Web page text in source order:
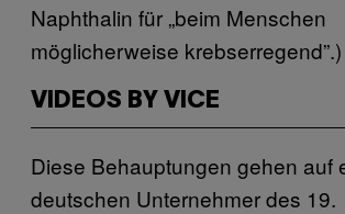
Naphthalin für „beim Menschen
möglicherweise krebserregend”.)
VIDEOS BY VICE
Diese Behauptungen gehen auf
deutschen Unternehmer des 19.